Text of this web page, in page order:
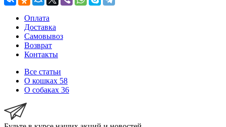
Оплата
Доставка
Самовывоз
Возврат
Контакты
Все статьи
О кошках 58
О собаках 36